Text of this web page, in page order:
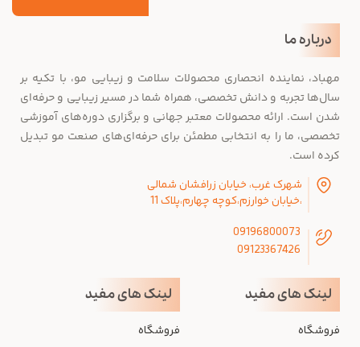
درباره ما
مهباد، نماینده انحصاری محصولات سلامت و زیبایی مو، با تکیه بر
سال‌ها تجربه و دانش تخصصی، همراه شما در مسیر زیبایی و حرفه‌ای
شدن است. ارائه محصولات معتبر جهانی و برگزاری دوره‌های آموزشی
تخصصی، ما را به انتخابی مطمئن برای حرفه‌ای‌های صنعت مو تبدیل
کرده است.
شهرک غرب، خیابان زرافشان شمالی
،خیابان خوارزم،کوچه چهارم،پلاک 11
09196800073
09123367426
لینک های مفید
فروشگاه
لینک های مفید
فروشگاه